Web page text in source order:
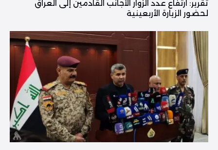
تقرير: ارتفاع عدد الزوار الأجانب القادمين إلى العراق
لحضور الزيارة الأربعينية